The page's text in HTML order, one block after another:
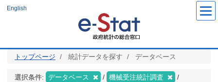
ツ
English
トップページ 統計データを探す データベース
選択条件: データベース 機械受注統計調査